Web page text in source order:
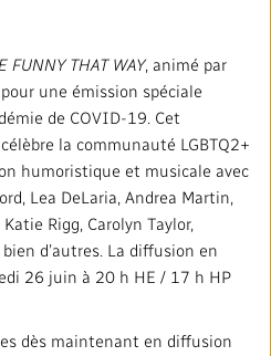
FUNNY THAT WAY, animé par
une émission spéciale
de COVID-19. Cet
la communauté LGBTQ2+
humoristique et musicale avec
Lea DeLaria, Andrea Martin,
Rigg, Carolyn Taylor,
d’autres. La diffusion en
26 juin à 20 h HE / 17 h HP
dès maintenant en diffusion